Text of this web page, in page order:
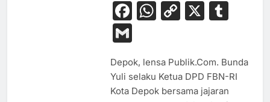
Facebook
WhatsApp
Copy
X
Gmail
Depok, lensa Publik.Com. Bunda
Yuli selaku Ketua DPD FBN-RI
Kota Depok bersama jajaran